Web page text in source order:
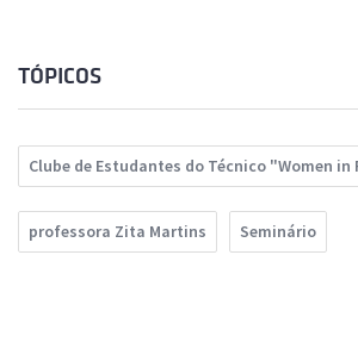
TÓPICOS
Clube de Estudantes do Técnico "Women in
professora Zita Martins Seminário